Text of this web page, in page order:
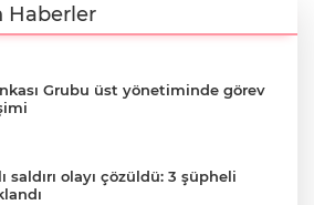
Haberler
Grubu üst yönetiminde görev
saldırı olayı çözüldü: 3 şüpheli